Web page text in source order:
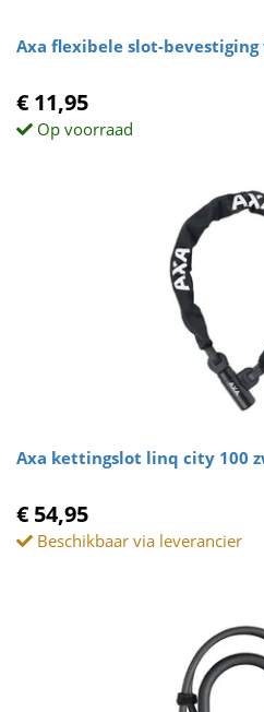
Axa flexibele slot-
€ 11,95
Op voorraad
Axa kettingslot linq city 100
€ 54,95
Beschikbaar via leverancier